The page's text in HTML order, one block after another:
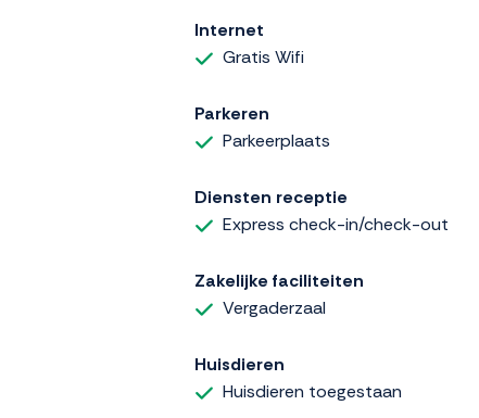
Internet
Gratis Wifi
Parkeren
Parkeerplaats
Diensten receptie
Express check-in/check-out
Zakelijke faciliteiten
Vergaderzaal
Huisdieren
Huisdieren toegestaan